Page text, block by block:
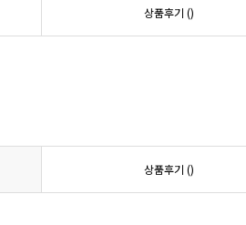
상품후기 ()
상품후기 ()